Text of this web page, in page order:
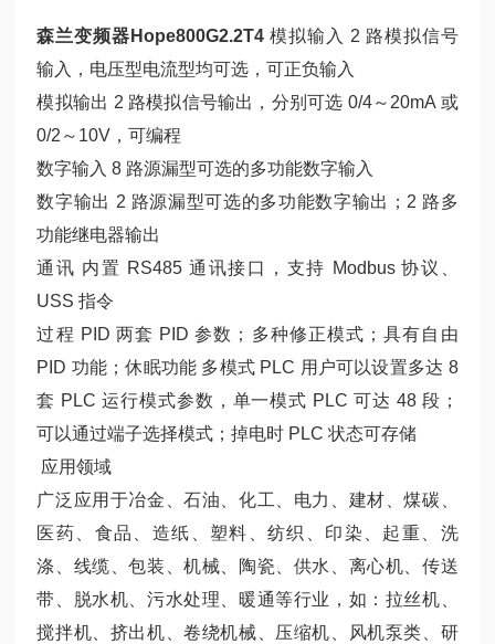
森兰变频器Hope800G2.2T4 模拟输入 2 路模拟信号
输入，电压型电流型均可选，可正负输入
模拟输出 2 路模拟信号输出，分别可选 0/4～20mA 或
0/2～10V，可编程
数字输入 8 路源漏型可选的多功能数字输入
数字输出 2 路源漏型可选的多功能数字输出；2 路多
功能继电器输出
通讯 内置 RS485 通讯接口，支持 Modbus 协议、
USS 指令
过程 PID 两套 PID 参数；多种修正模式；具有自由
PID 功能；休眠功能 多模式 PLC 用户可以设置多达 8
套 PLC 运行模式参数，单一模式 PLC 可达 48 段；
可以通过端子选择模式；掉电时 PLC 状态可存储
应用领域
广泛应用于冶金、石油、化工、电力、建材、煤碳、
医药、食品、造纸、塑料、纺织、印染、起重、洗
涤、线缆、包装、机械、陶瓷、供水、离心机、传送
带、脱水机、污水处理、暖通等行业，如：拉丝机、
搅拌机、挤出机、卷绕机械、压缩机、风机泵类、研